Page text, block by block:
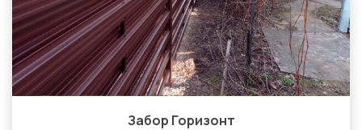
Забор Горизонт